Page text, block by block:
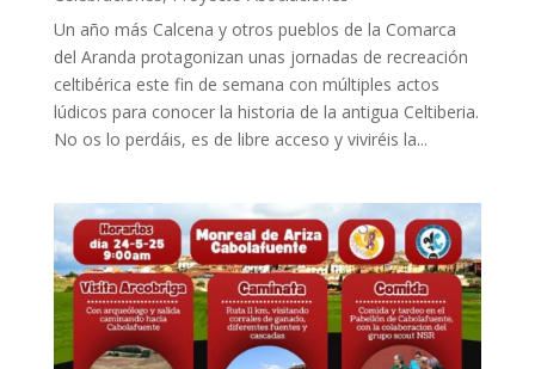
Un año más Calcena y otros pueblos de la Comarca
del Aranda protagonizan unas jornadas de recreación
celtibérica este fin de semana con múltiples actos
lúdicos para conocer la historia de la antigua Celtiberia.
No os lo perdáis, es de libre acceso y viviréis la...